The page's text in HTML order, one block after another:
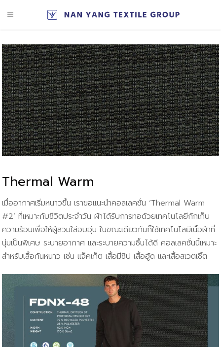
Thermal Warm
เมื่ออากาศเริ่มหนาวขึ้น เราขอแนะนำคอลเลคชั่น ‘Thermal Warm
#2’ ที่เหมาะกับชีวิตประจำวัน ผ้าได้รับการทอด้วยเทคโนโลยีกักเก็บ
ความร้อนเพื่อให้ผู้สวมใส่อบอุ่น ในขณะเดียวกันก็ใช้เทคโนโลยีเนื้อผ้าที่
นุ่มเป็นพิเศษ ระบายอากาศ และระบายความชื้นได้ดี คอลเลคชั่นนี้เหมาะ
สำหรับเสื้อกันหนาว เช่น แจ็คเก็ต เสื้อมีซิป เสื้อฮู้ด และเสื้อสเวตเชิ้ต